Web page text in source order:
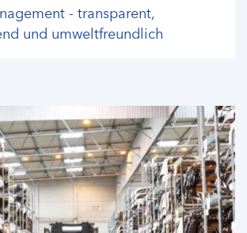
- transparent,
und umweltfreundlich